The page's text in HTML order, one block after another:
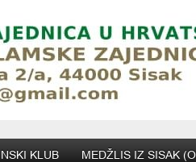
KLUB MEDŽLIS IZ SISAK